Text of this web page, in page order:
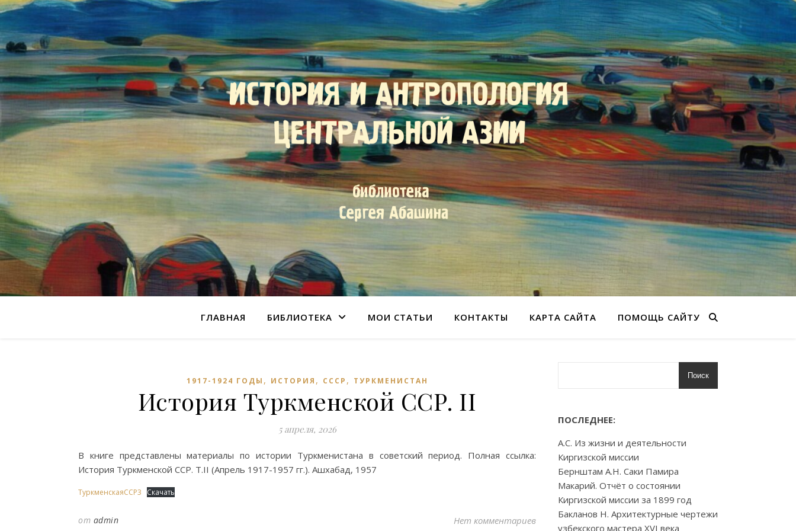
ГЛАВНАЯ БИБЛИОТЕКА МОИ СТАТЬИ КОНТАКТЫ КАРТА САЙТА ПОМОЩЬ САЙТУ
1917-1924 ГОДЫ , ИСТОРИЯ , СССР , ТУРКМЕНИСТАН
История Туркменской ССР. II
5 апреля, 2026
В книге представлены материалы по истории Туркменистана в советский период. Полная ссылка:
История Туркменской ССР. Т.II (Апрель 1917-1957 гг.). Ашхабад, 1957
ТуркменскаяССР3 Скачать
от admin Нет комментариев
Поиск
ПОСЛЕДНЕЕ:
А.С. Из жизни и деятельности
Киргизской миссии
Бернштам А.Н. Саки Памира
Макарий. Отчёт о состоянии
Киргизской миссии за 1899 год
Бакланов Н. Архитектурные чертежи
узбекского мастера XVI века